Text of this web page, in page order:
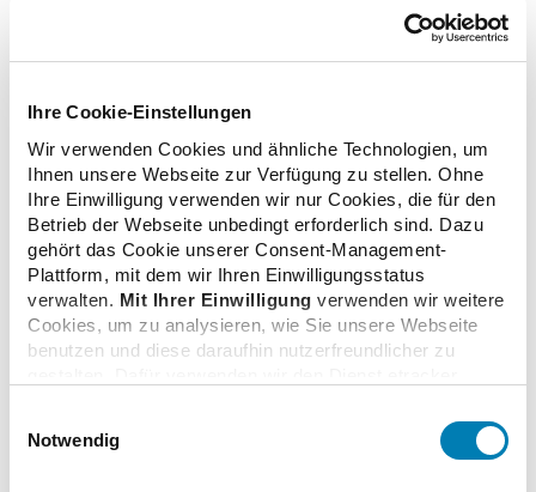
Ihre Cookie-Einstellungen
Wir verwenden Cookies und ähnliche Technologien, um
Ihnen unsere Webseite zur Verfügung zu stellen. Ohne
Ihre Einwilligung verwenden wir nur Cookies, die für den
Betrieb der Webseite unbedingt erforderlich sind. Dazu
gehört das Cookie unserer Consent-Management-
Plattform, mit dem wir Ihren Einwilligungsstatus
verwalten. Mit Ihrer Einwilligung verwenden wir weitere
Cookies, um zu analysieren, wie Sie unsere Webseite
benutzen und diese daraufhin nutzerfreundlicher zu
Adresse und Ihr Surfverhalten verarbeitet. Mit einem
Klick auf „Cookies zulassen“ stimmen Sie der
Notwendig
zurück zur Übersicht
Zusatzinformationen
Verwandte Nachrichten
Nordrhein: Mehr Apotheken wollen Grippeimpfung